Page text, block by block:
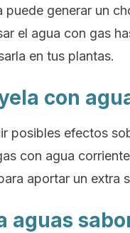
puede generar un
el agua con gas
en tus plantas.
con
posibles efectos
con agua
aportar un extra
aguas